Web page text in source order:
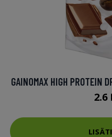
GAINOMAX HIGH PROTEIN
2.6